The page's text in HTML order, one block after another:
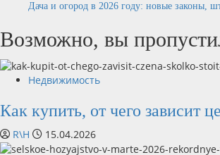
Дача и огород в 2026 году: новые законы,
Возможно, вы
Недвижимость
Как купить, от чего зависит
R\H 15.04.2026